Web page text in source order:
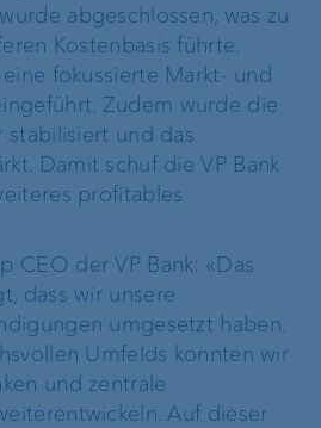
abgeschlossen, was zu
Kostenbasis führte.
fokussierte Markt- und
Zudem wurde die
und das
Damit schuf die VP Bank
profitables
CEO der VP Bank: «Das
dass wir unsere
umgesetzt haben.
Umfelds konnten wir
und zentrale
Auf dieser